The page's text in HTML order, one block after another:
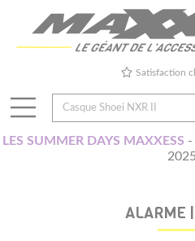
Satisfaction
LES SUMMER DAYS MAXXESS -
2025
ALARME